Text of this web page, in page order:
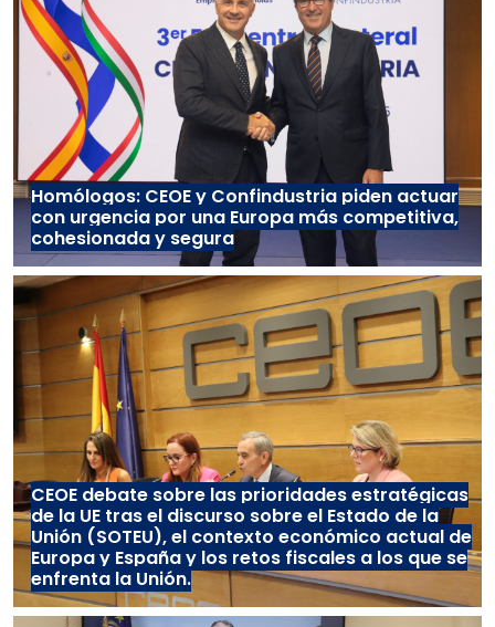
Homólogos: CEOE y Confindustria piden actuar
con urgencia por una Europa más competitiva,
cohesionada y segura
CEOE debate sobre las prioridades estratégicas
de la UE tras el discurso sobre el Estado de la
Unión (SOTEU), el contexto económico actual de
Europa y España y los retos fiscales a los que se
enfrenta la Unión.